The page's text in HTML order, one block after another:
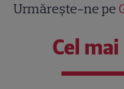
Urmărește-ne pe
Cel mai